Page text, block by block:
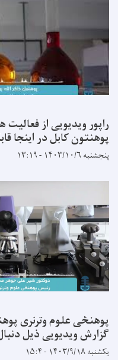
راپور ویدیویی از
پوهنتون کابل در اینجا
پنجشنبه ۱۴۰۳/۱۰/۶ - ۱۳:۱۹
پوهنځی علوم وترنری
گزارش ویدیویی ذیل
یکشنبه ۱۴۰۳/۹/۱۸ - ۱۵:۴